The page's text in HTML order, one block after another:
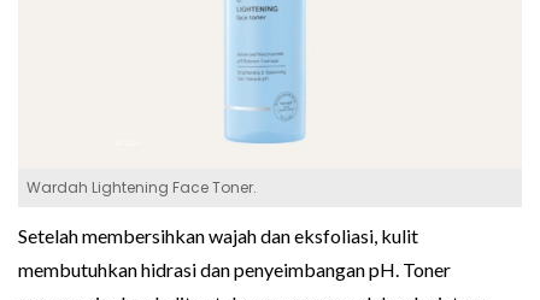
Wardah Lightening Face Toner.
Setelah membersihkan wajah dan eksfoliasi, kulit
membutuhkan hidrasi dan penyeimbangan pH. Toner